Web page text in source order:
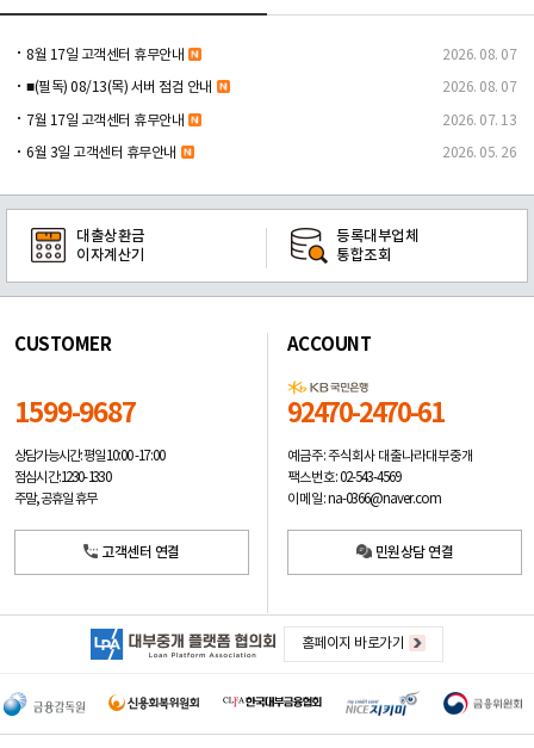
8월 17일 고객센터 휴무안내 2026. 08. 07
■(필독) 08/13(목) 서버 점검 안내 2026. 08. 07
7월 17일 고객센터 휴무안내 2026. 07. 13
6월 3일 고객센터 휴무안내 2026. 05. 26
대출상환금
이자계산기
등록대부업체
통합조회
CUSTOMER
1599-9687
상담가능시간: 평일10:00 -17:00
점심시간: 12:30 - 13:30
주말, 공휴일 휴무
고객센터 연결
ACCOUNT
92470-2470-61
예금주: 주식회사 대출나라대부중개
팩스번호: 02-543-4569
이메일: na-0366@naver.com
민원상담 연결
홈페이지 바로가기